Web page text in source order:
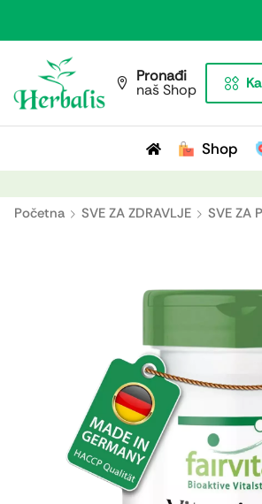
Pronađi
naš Shop
Shop
Početna SVE ZA ZDRAVLJE SVE ZA